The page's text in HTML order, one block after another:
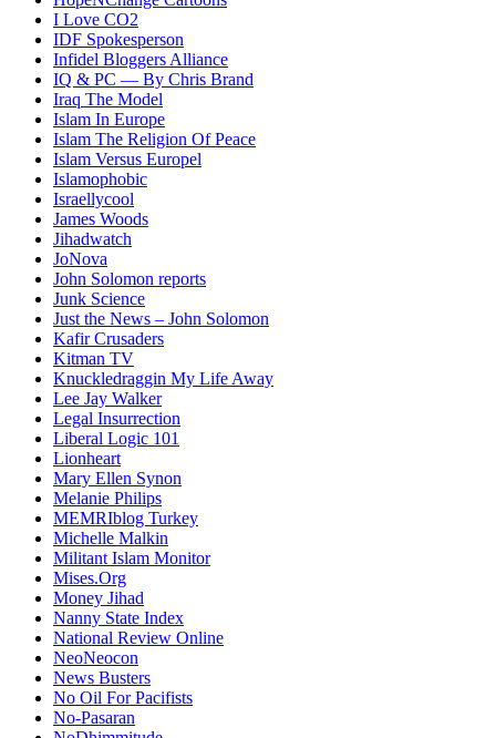
I Love CO2
IDF Spokesperson
Infidel Bloggers Alliance
IQ & PC — By Chris Brand
Iraq The Model
Islam In Europe
Islam The Religion Of Peace
Islam Versus Europel
Islamophobic
Israellycool
James Woods
Jihadwatch
JoNova
John Solomon reports
Junk Science
Just the News – John Solomon
Kafir Crusaders
Kitman TV
Knuckledraggin My Life Away
Lee Jay Walker
Legal Insurrection
Liberal Logic 101
Lionheart
Mary Ellen Synon
Melanie Philips
MEMRIblog Turkey
Michelle Malkin
Militant Islam Monitor
Mises.Org
Money Jihad
Nanny State Index
National Review Online
NeoNeocon
News Busters
No Oil For Pacifists
No-Pasaran